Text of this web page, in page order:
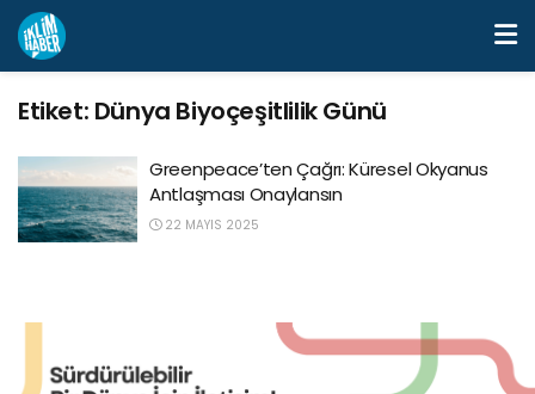
Etiket: Dünya Biyoçeşitlilik Günü
Greenpeace’ten Çağrı: Küresel Okyanus
Antlaşması Onaylansın
22 MAYIS 2025